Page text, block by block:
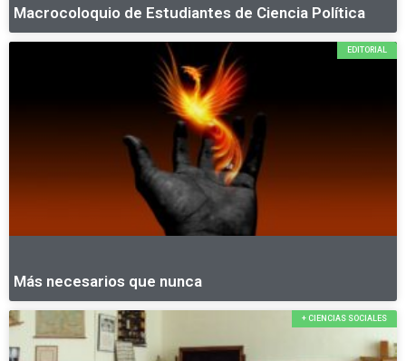
Macrocoloquio de Estudiantes de Ciencia Política
EDITORIAL
Más necesarios que nunca
+ CIENCIAS SOCIALES